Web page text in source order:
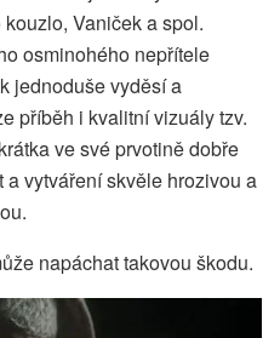
Vaniček a spol.
osminohého nepřítele
jednoduše vyděsí a
příběh i kvalitní vizuály tzv.
ve své prvotině dobře
vytváření skvěle hrozivou a
napáchat takovou škodu.